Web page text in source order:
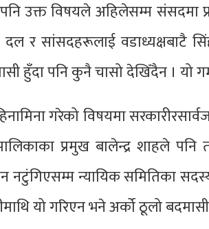
उक्त विषयले अहिलेसम्म संसदमा
र सांसदहरूलाई वडाध्यक्षबाटै
हुँदा पनि कुनै चासो देखिँदैन । यो
गरेको विषयमा
प्रमुख बालेन्द्र शाहले
नटुंगिएसम्म न्यायिक समितिका
यो गरिएन भने अर्को ठूलो